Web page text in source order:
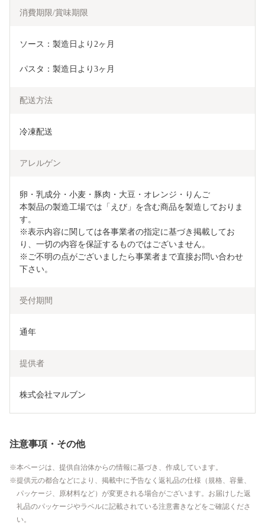
消費期限/賞味期限
ソース：製造日より2ヶ月
パスタ：製造日より3ヶ月
配送方法
冷凍配送
アレルゲン
卵・乳成分・小麦・豚肉・大豆・オレンジ・りんご
本製品の製造工場では「えび」を含む商品を製造しておりま
す。
※表示内容に関しては各事業者の指定に基づき掲載してお
り、一切の内容を保証するものではございません。
※ご不明の点がございましたら事業者まで直接お問い合わせ
下さい。
受付期間
通年
提供者
株式会社マルブン
注意事項・その他
本ページは、提供自治体からの情報に基づき、作成しています。
提供元の都合などにより、掲載中に予告なく返礼品の仕様（規格、容量、
パッケージ、原材料など）が変更される場合がございます。お届けした返
礼品のパッケージやラベルに記載されている注意書きなどをご確認くださ
い。